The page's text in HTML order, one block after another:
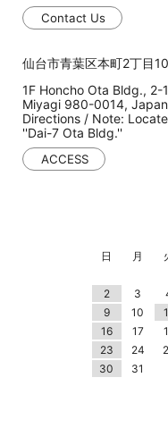
Contact Us
仙台市青葉区本町2丁目
1F Honcho Ota Bldg.,
Miyagi 980-0014, Japan
Directions / Note:
''Dai-7 Ota Bldg.''
ACCESS
日
月
2
3
9
10
16
17
23
24
30
31